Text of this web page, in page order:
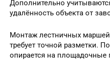
Дополнительно
удалённость объекта от
Монтаж лестничных
требует точной разметки.
опирается на